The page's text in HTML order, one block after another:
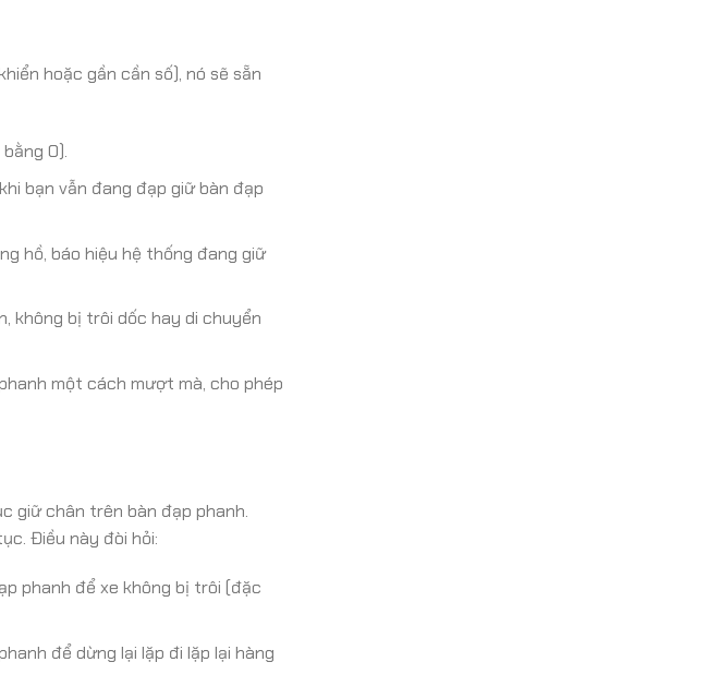
hoặc gần cần số), nó sẽ sẵn
0).
bạn vẫn đang đạp giữ bàn đạp
hồ, báo hiệu hệ thống đang giữ
không bị trôi dốc hay di chuyển
một cách mượt mà, cho phép
giữ chân trên bàn đạp phanh.
Điều này đòi hỏi:
phanh để xe không bị trôi (đặc
để dừng lại lặp đi lặp lại hàng